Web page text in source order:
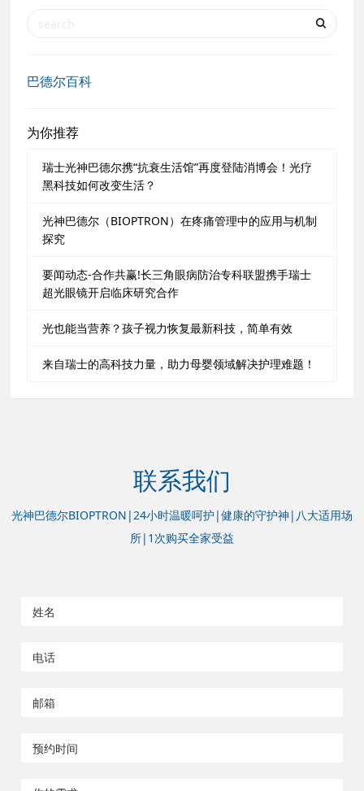
巴德尔百科
为你推荐
瑞士光神巴德尔携“抗衰生活馆”再度登陆消博会！光疗
黑科技如何改变生活？
光神巴德尔（BIOPTRON）在疼痛管理中的应用与机制
探究
要闻动态-合作共赢!长三角眼病防治专科联盟携手瑞士
超光眼镜开启临床研究合作
光也能当营养？孩子视力恢复最新科技，简单有效
来自瑞士的高科技力量，助力母婴领域解决护理难题！
联系我们
光神巴德尔BIOPTRON|24小时温暖呵护|健康的守护神|八大适用场
所|1次购买全家受益